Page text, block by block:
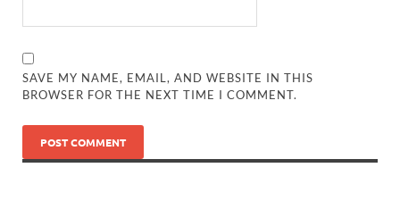
SAVE MY NAME, EMAIL, AND WEBSITE IN THIS
BROWSER FOR THE NEXT TIME I COMMENT.